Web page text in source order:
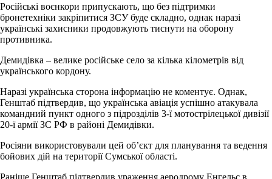
Російські воєнкори припускають, що без підтримки
бронетехніки закріпитися ЗСУ буде складно, однак наразі
українські захисники продовжують тиснути на оборону
противника.
Демидівка – велике російське село за кілька кілометрів від
українського кордону.
Наразі українська сторона інформацію не коментує. Однак,
Генштаб підтвердив, що українська авіація успішно атакувала
командний пункт одного з підрозділів 3-ї мотострілецької дивізії
20-ї армії ЗС РФ в районі Демидівки.
Росіяни використовували цей об’єкт для планування та ведення
бойових дій на території Сумської області.
Раніше Генштаб підтвердив ураження аеродрому Енгельс в